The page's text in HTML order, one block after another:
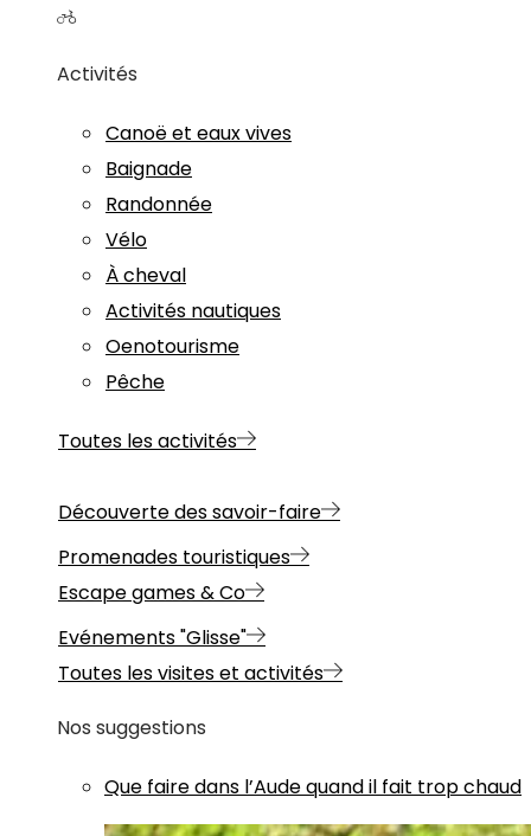
Activités
Canoë et eaux vives
Baignade
Randonnée
Vélo
À cheval
Activités nautiques
Oenotourisme
Pêche
Toutes les activités
Découverte des savoir-faire
Promenades touristiques
Escape games & Co
Evénements "Glisse"
Toutes les visites et activités
Nos suggestions
Que faire dans l’Aude quand il fait trop chaud